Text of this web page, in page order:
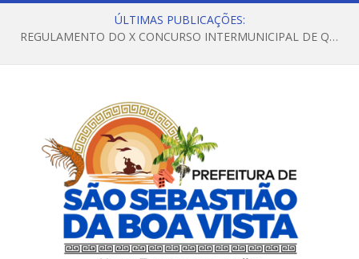
ÚLTIMAS PUBLICAÇÕES:
REGULAMENTO DO X CONCURSO INTERMUNICIPAL DE QUADRILHAS JUNINAS – 2026 – ARRAIÁ DA VENEZA